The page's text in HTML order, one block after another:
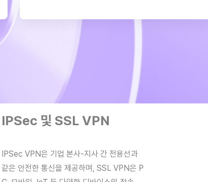
은 안전
네트워크 위협 차
안랩의 위협 인텔리전스와 연계하여 오랜 기
IPSec 및 SSL VPN
IPSec VPN은 기업 본사-지사 간 전용선과
같은 안전한 통신을 제공하며, SSL VPN은 P